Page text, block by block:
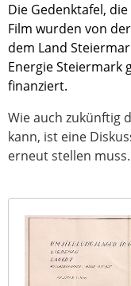
Die Gedenktafel,
Film wurden von
dem Land
Energie Steiermark
finanziert.
Wie auch zukünftig
kann, ist eine
erneut stellen muss.